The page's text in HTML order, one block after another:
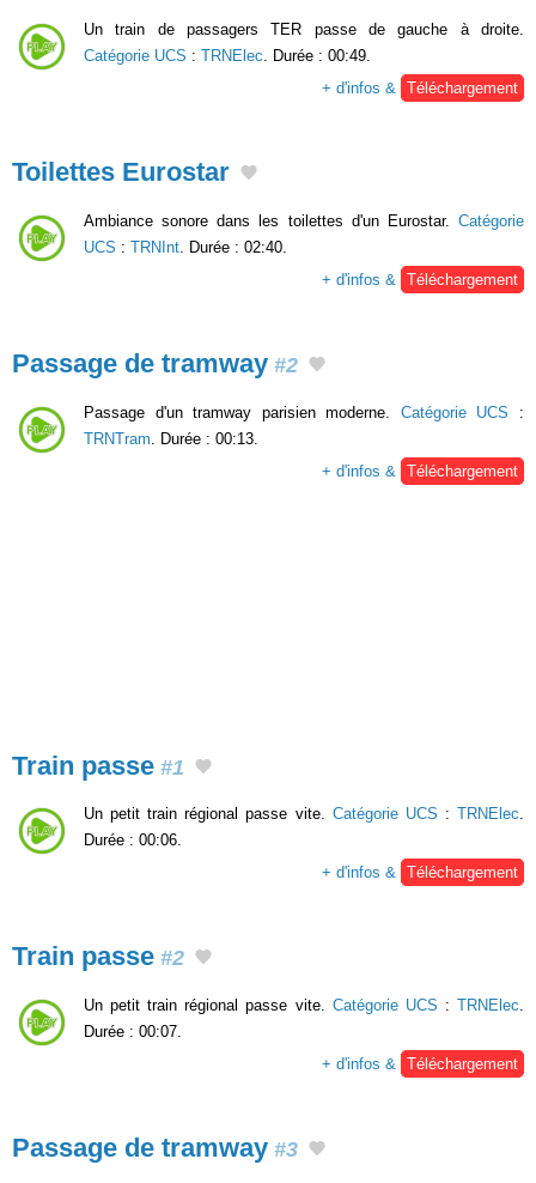
Un train de passagers TER passe de gauche à droite.
Catégorie UCS : TRNElec. Durée : 00:49.
+ d'infos & Téléchargement
Toilettes Eurostar
Ambiance sonore dans les toilettes d'un Eurostar. Catégorie
UCS : TRNInt. Durée : 02:40.
+ d'infos & Téléchargement
Passage de tramway #2
Passage d'un tramway parisien moderne. Catégorie UCS :
TRNTram . Durée : 00:13.
+ d'infos &
Téléchargement
Train passe #1
Un petit train régional passe vite. Catégorie UCS :TRNElec.
Durée : 00:06.
+ d'infos & Téléchargement
Train passe #2
Un petit train régional passe vite. Catégorie UCS :TRNElec.
Durée : 00:07.
+ d'infos & Téléchargement
Passage de tramway #3